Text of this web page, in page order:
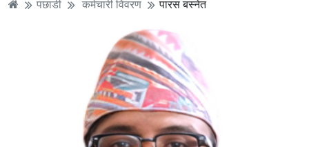
पछाडी कर्मचारी विवरण पारस बस्‍नेत